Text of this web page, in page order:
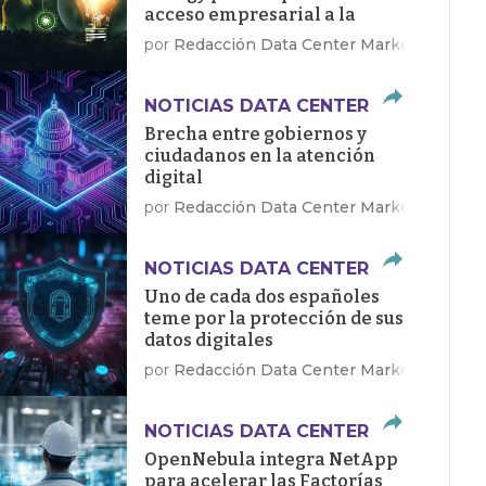
acceso empresarial a la
energía limpia
por Redacción Data Center Market
NOTICIAS DATA CENTER
Brecha entre gobiernos y
ciudadanos en la atención
digital
por Redacción Data Center Market
NOTICIAS DATA CENTER
Uno de cada dos españoles
teme por la protección de sus
datos digitales
por Redacción Data Center Market
NOTICIAS DATA CENTER
OpenNebula integra NetApp
para acelerar las Factorías